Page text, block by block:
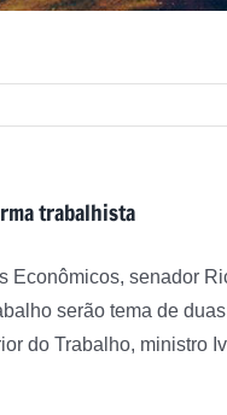
trabalhista
Econômicos, senador
serão tema de
do Trabalho, ministro